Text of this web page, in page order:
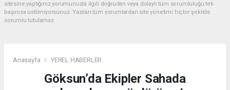
sitesine yaptığınız yorumunuzla ilgili doğrudan veya dolaylı tüm sorumluluğu tek
başınıza üstleniyorsunuz. Yazılan tüm yorumlardan site yönetimi hiçbir şekilde
sorumlu tutulamaz.
Anasayfa YEREL HABERLER
Göksun’da Ekipler Sahada